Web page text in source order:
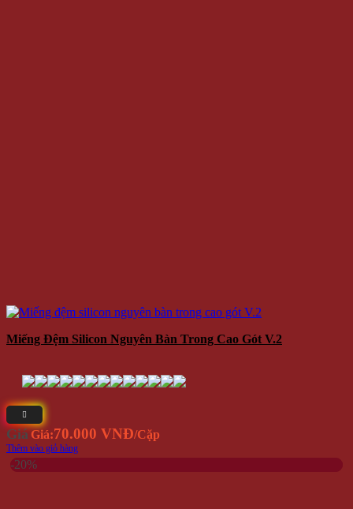
Miếng Đệm Silicon Nguyên Bàn Trong Cao Gót V.2
Giá Giá:70.000 VNĐ/Cặp
Thêm vào giỏ hàng
-20%